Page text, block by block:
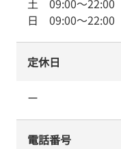
土 09:00～22:00
日 09:00～22:00
定休日
ー
電話番号